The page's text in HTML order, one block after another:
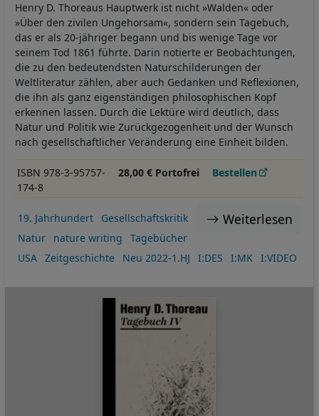
Henry D. Thoreaus Hauptwerk ist nicht »Walden« oder
»Über den zivilen Ungehorsam«, sondern sein Tagebuch,
das er als 20-jähriger begann und bis wenige Tage vor
seinem Tod 1861 führte. Darin notierte er Beobachtungen,
die zu den bedeutendsten Naturschilderungen der
Weltliteratur zählen, aber auch Gedanken und Reflexionen,
die ihn als ganz eigenständigen philosophischen Kopf
erkennen lassen. Durch die Lektüre wird deutlich, dass
Natur und Politik wie Zurückgezogenheit und der Wunsch
nach gesellschaftlicher Veränderung eine Einheit bilden.
ISBN 978-3-95757-
174-8
28,00 € Portofrei Bestellen
Weiterlesen
19. Jahrhundert
Gesellschaftskritik
Natur
nature writing
Tagebücher
USA
Zeitgeschichte Neu 2022-1.HJ I:DES I:MK I:VIDEO